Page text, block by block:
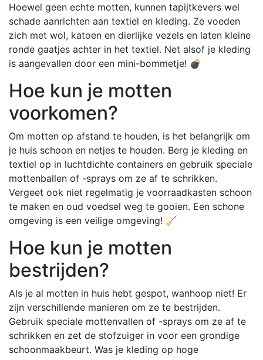
Hoewel geen echte motten, kunnen tapijtkevers wel
schade aanrichten aan textiel en kleding. Ze voeden
zich met wol, katoen en dierlijke vezels en laten kleine
ronde gaatjes achter in het textiel. Net alsof je kleding
is aangevallen door een mini-bommetje! 💣
Hoe kun je motten
voorkomen?
Om motten op afstand te houden, is het belangrijk om
je huis schoon en netjes te houden. Berg je kleding en
textiel op in luchtdichte containers en gebruik speciale
mottenballen of -sprays om ze af te schrikken.
Vergeet ook niet regelmatig je voorraadkasten schoon
te maken en oud voedsel weg te gooien. Een schone
omgeving is een veilige omgeving! 🧹
Hoe kun je motten
bestrijden?
Als je al motten in huis hebt gespot, wanhoop niet! Er
zijn verschillende manieren om ze te bestrijden.
Gebruik speciale mottenvallen of -sprays om ze af te
schrikken en zet de stofzuiger in voor een grondige
schoonmaakbeurt. Was je kleding op hoge